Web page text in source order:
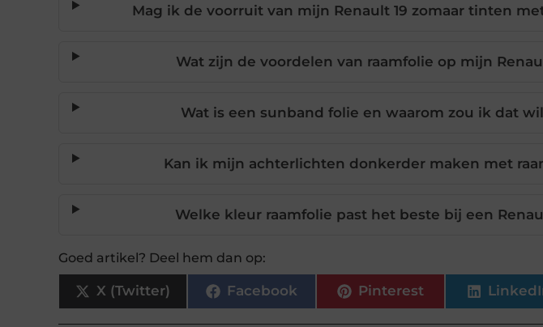
Mag ik de voorruit van mijn Renault 19 zomaar tinten
Wat zijn de voordelen van raamfolie op mijn
Wat is een sunband folie en waarom zou ik dat
Kan ik mijn achterlichten donkerder maken met
Welke kleur raamfolie past het beste bij een
Goed artikel? Deel hem dan op:
X (Twitter) Facebook Pinterest